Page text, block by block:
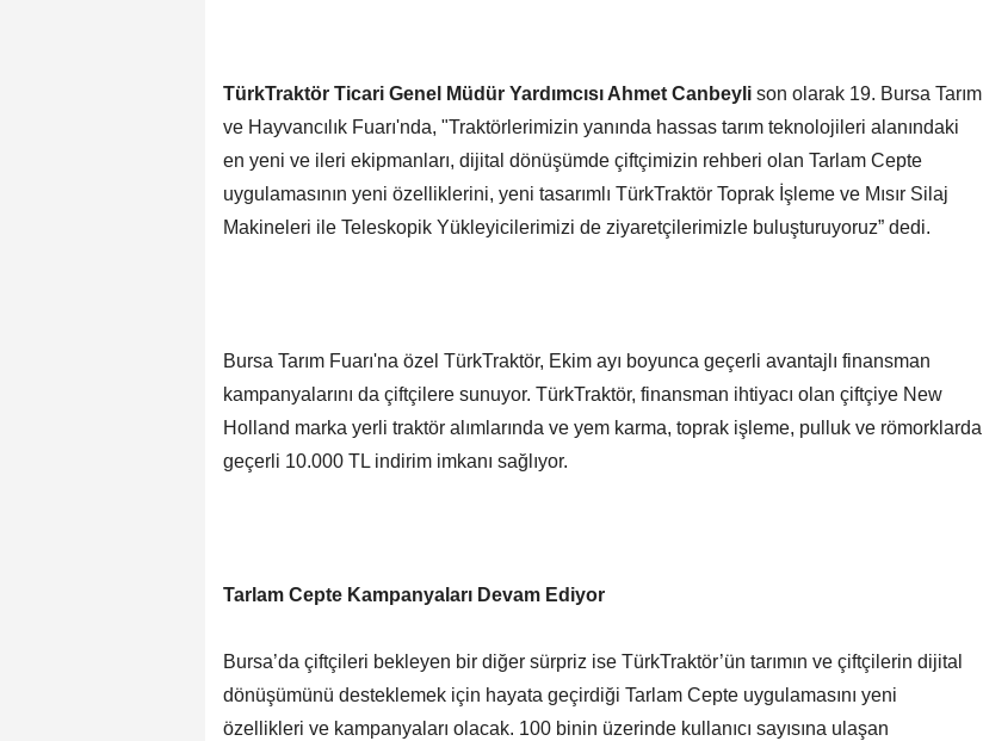
TürkTraktör Ticari Genel Müdür Yardımcısı Ahmet Canbeyli son olarak 19. Bursa Tarım
ve Hayvancılık Fuarı'nda, "Traktörlerimizin yanında hassas tarım teknolojileri alanındaki
en yeni ve ileri ekipmanları, dijital dönüşümde çiftçimizin rehberi olan Tarlam Cepte
uygulamasının yeni özelliklerini, yeni tasarımlı TürkTraktör Toprak İşleme ve Mısır Silaj
Makineleri ile Teleskopik Yükleyicilerimizi de ziyaretçilerimizle buluşturuyoruz” dedi.
Bursa Tarım Fuarı'na özel TürkTraktör, Ekim ayı boyunca geçerli avantajlı finansman
kampanyalarını da çiftçilere sunuyor. TürkTraktör, finansman ihtiyacı olan çiftçiye New
Holland marka yerli traktör alımlarında ve yem karma, toprak işleme, pulluk ve römorklarda
geçerli 10.000 TL indirim imkanı sağlıyor.
Tarlam Cepte Kampanyaları Devam Ediyor
Bursa’da çiftçileri bekleyen bir diğer sürpriz ise TürkTraktör’ün tarımın ve çiftçilerin dijital
dönüşümünü desteklemek için hayata geçirdiği Tarlam Cepte uygulamasını yeni
özellikleri ve kampanyaları olacak. 100 binin üzerinde kullanıcı sayısına ulaşan